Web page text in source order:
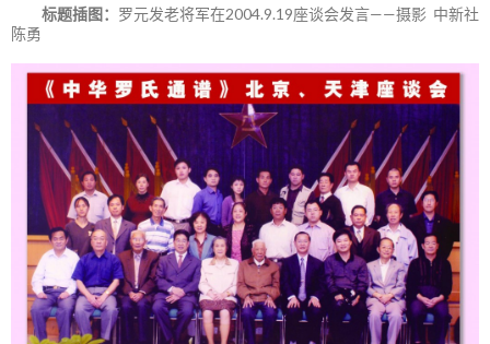
标题插图： 罗元发老将军在2004.9.19座谈会发言——摄影 中新社
陈勇